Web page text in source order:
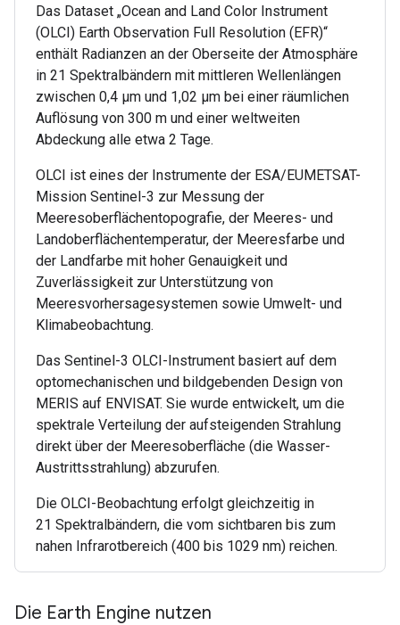
Das Dataset „Ocean and Land Color Instrument
(OLCI) Earth Observation Full Resolution (EFR)“
enthält Radianzen an der Oberseite der Atmosphäre
in 21 Spektralbändern mit mittleren Wellenlängen
zwischen 0,4 µm und 1,02 µm bei einer räumlichen
Auflösung von 300 m und einer weltweiten
Abdeckung alle etwa 2 Tage.
OLCI ist eines der Instrumente der ESA/EUMETSAT-
Mission Sentinel-3 zur Messung der
Meeresoberflächentopografie, der Meeres- und
Landoberflächentemperatur, der Meeresfarbe und
der Landfarbe mit hoher Genauigkeit und
Zuverlässigkeit zur Unterstützung von
Meeresvorhersagesystemen sowie Umwelt- und
Klimabeobachtung.
Das Sentinel-3 OLCI-Instrument basiert auf dem
optomechanischen und bildgebenden Design von
MERIS auf ENVISAT. Sie wurde entwickelt, um die
spektrale Verteilung der aufsteigenden Strahlung
direkt über der Meeresoberfläche (die Wasser-
Austrittsstrahlung) abzurufen.
Die OLCI-Beobachtung erfolgt gleichzeitig in
21 Spektralbändern, die vom sichtbaren bis zum
nahen Infrarotbereich (400 bis 1029 nm) reichen.
Die Earth Engine nutzen